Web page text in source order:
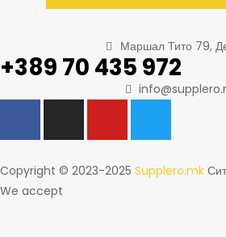
Маршал Тито 79,
+389 70 435 972
Copyright © 2023-2025 Supplero.mk
We accept